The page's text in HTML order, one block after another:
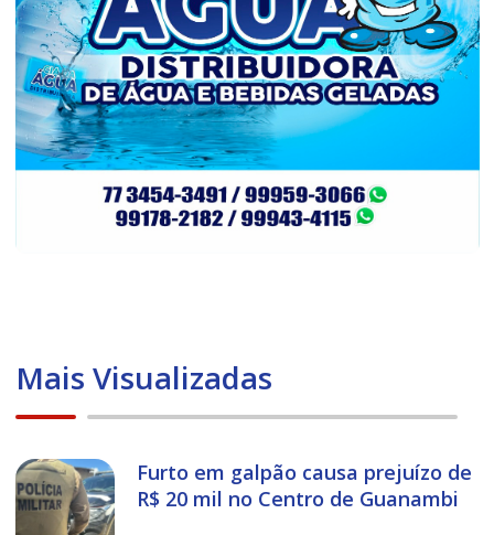
Mais Visualizadas
Furto em galpão causa prejuízo de
R$ 20 mil no Centro de Guanambi